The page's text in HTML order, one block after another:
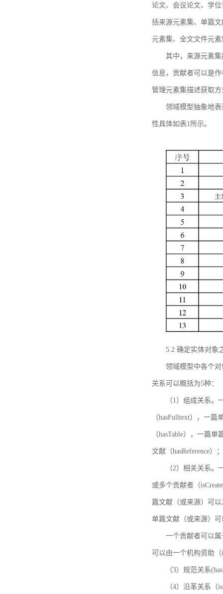
论文、会议论文、学
括来源元素集、单篇
元素集、全文文件元
其中，来源元素
信息，贡献者可以是
管理元素集描述获取
领域模型抽象地
性具体如表1所示。
5.2 确定实体对象
领域模型中各个
关系可以概括为5种：
（1）组成关系
（hasFulltext），一
（hasTable），一篇
文献（hasReference）；
（2）相关关系
或多个贡献者（
篇文献（或来源）可
单篇文献（或来源）可
一个贡献者可以
可以由一个机构资助（
（3）规范关系
（4）沿革关系